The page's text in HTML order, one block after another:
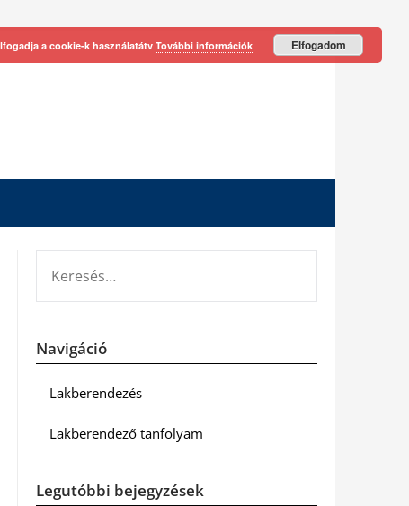
Navigáció
Lakberendezés
Lakberendező tanfolyam
Legutóbbi bejegyzések
a cookie-k használatátv További információk Elfogadom